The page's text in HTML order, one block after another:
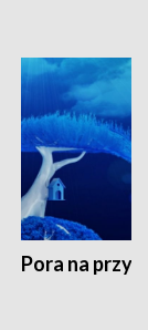
Pora na